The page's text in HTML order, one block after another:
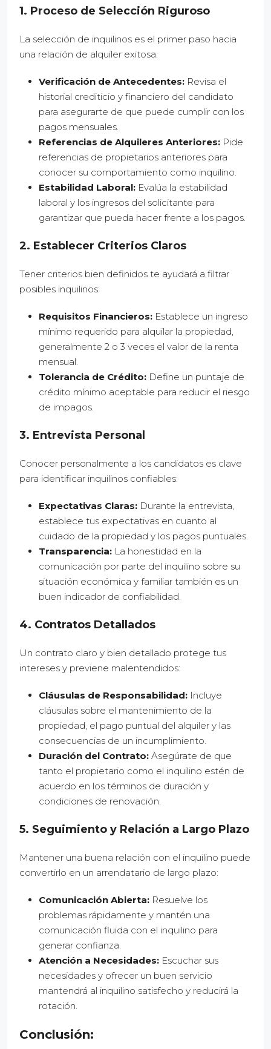
1. Proceso de Selección Riguroso
La selección de inquilinos es el primer paso hacia
una relación de alquiler exitosa:
Verificación de Antecedentes: Revisa el
historial crediticio y financiero del candidato
para asegurarte de que puede cumplir con los
pagos mensuales.
Referencias de Alquileres Anteriores: Pide
referencias de propietarios anteriores para
conocer su comportamiento como inquilino.
Estabilidad Laboral: Evalúa la estabilidad
laboral y los ingresos del solicitante para
garantizar que pueda hacer frente a los pagos.
2. Establecer Criterios Claros
Tener criterios bien definidos te ayudará a filtrar
posibles inquilinos:
Requisitos Financieros: Establece un ingreso
mínimo requerido para alquilar la propiedad,
generalmente 2 o 3 veces el valor de la renta
mensual.
Tolerancia de Crédito: Define un puntaje de
crédito mínimo aceptable para reducir el riesgo
de impagos.
3. Entrevista Personal
Conocer personalmente a los candidatos es clave
para identificar inquilinos confiables:
Expectativas Claras: Durante la entrevista,
establece tus expectativas en cuanto al
cuidado de la propiedad y los pagos puntuales.
Transparencia: La honestidad en la
comunicación por parte del inquilino sobre su
situación económica y familiar también es un
buen indicador de confiabilidad.
4. Contratos Detallados
Un contrato claro y bien detallado protege tus
intereses y previene malentendidos:
Cláusulas de Responsabilidad: Incluye
cláusulas sobre el mantenimiento de la
propiedad, el pago puntual del alquiler y las
consecuencias de un incumplimiento.
Duración del Contrato: Asegúrate de que
tanto el propietario como el inquilino estén de
acuerdo en los términos de duración y
condiciones de renovación.
5. Seguimiento y Relación a Largo Plazo
Mantener una buena relación con el inquilino puede
convertirlo en un arrendatario de largo plazo:
Comunicación Abierta: Resuelve los
problemas rápidamente y mantén una
comunicación fluida con el inquilino para
generar confianza.
Atención a Necesidades: Escuchar sus
necesidades y ofrecer un buen servicio
mantendrá al inquilino satisfecho y reducirá la
rotación.
Conclusión: